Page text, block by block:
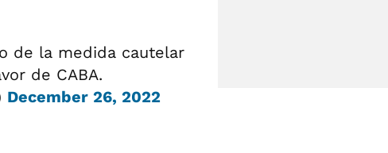
de la medida cautelar
de CABA.
December 26, 2022